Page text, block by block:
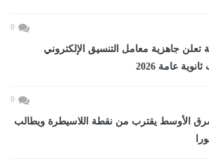
0
تعلن جاهزية معامل التنسيق الإلكتروني
عامة 2026
0
الأوسط يقترب من نقطة اللاسيطرة ويطالب